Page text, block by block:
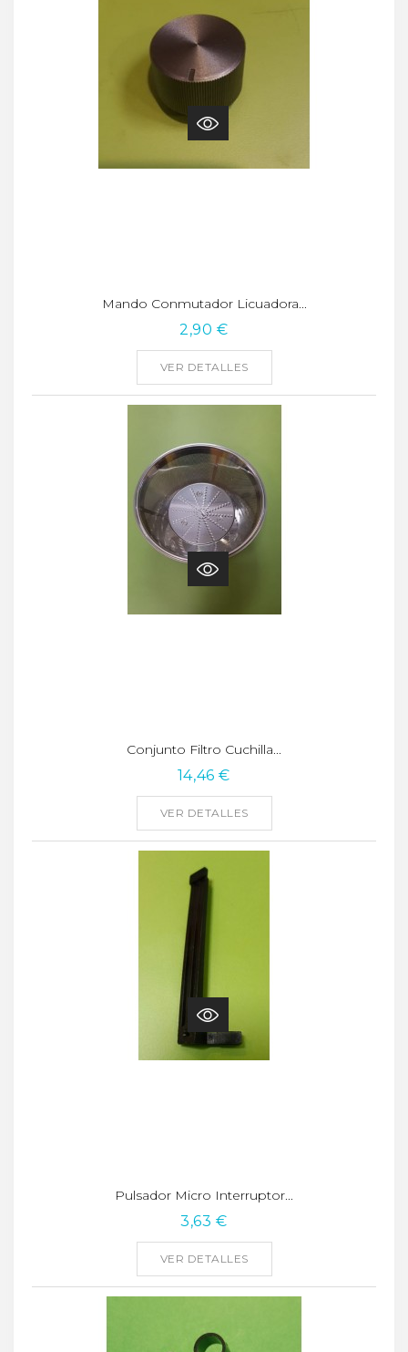
Mando Conmutador Licuadora...
2,90 €
VER DETALLES
Conjunto Filtro Cuchilla...
14,46 €
VER DETALLES
Pulsador Micro Interruptor...
3,63 €
VER DETALLES